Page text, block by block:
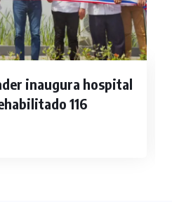
inaugura hospital
116